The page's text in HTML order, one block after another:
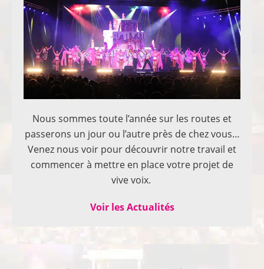
Nous sommes toute l’année sur les routes et
passerons un jour ou l’autre près de chez vous…
Venez nous voir pour découvrir notre travail et
commencer à mettre en place votre projet de
vive voix.
Voir les Actualités